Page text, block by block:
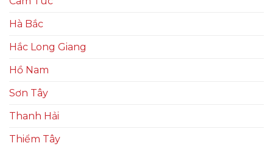
Hà Bắc
Hắc Long Giang
Hồ Nam
Sơn Tây
Thanh Hải
Thiểm Tây